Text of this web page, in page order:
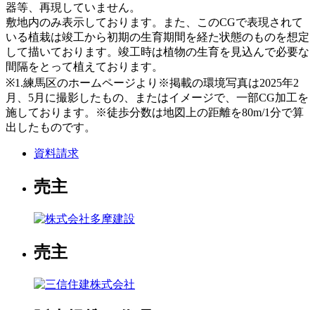
器等、再現していません。
敷地内のみ表示しております。また、このCGで表現されて
いる植栽は竣工から初期の生育期間を経た状態のものを想定
して描いております。竣工時は植物の生育を見込んで必要な
間隔をとって植えております。
※1.練馬区のホームページより※掲載の環境写真は2025年2
月、5月に撮影したもの、またはイメージで、一部CG加工を
施しております。※徒歩分数は地図上の距離を80m/1分で算
出したものです。
資料請求
売主
売主